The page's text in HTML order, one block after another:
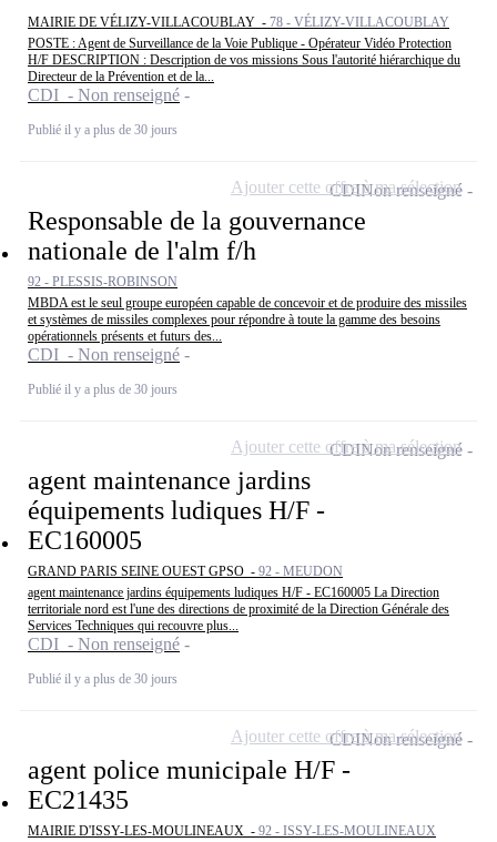
MAIRIE DE VÉLIZY-VILLACOUBLAY - 78 - VÉLIZY-VILLACOUBLAY
POSTE : Agent de Surveillance de la Voie Publique - Opérateur Vidéo Protection
H/F DESCRIPTION : Description de vos missions Sous l'autorité hiérarchique du
Directeur de la Prévention et de la...
CDI - Non renseigné
Publié il y a plus de 30 jours
Responsable de la gouvernance
nationale de l'alm f/h
92 - PLESSIS-ROBINSON
MBDA est le seul groupe européen capable de concevoir et de produire des missiles
et systèmes de missiles complexes pour répondre à toute la gamme des besoins
opérationnels présents et futurs des...
CDI - Non renseigné
Publié il y a plus de 30 jours
CDINon renseigné
Ajouter cette offre à ma sélection
agent maintenance jardins
équipements ludiques H/F -
EC160005
GRAND PARIS SEINE OUEST GPSO - 92 - MEUDON
agent maintenance jardins équipements ludiques H/F - EC160005 La Direction
territoriale nord est l'une des directions de proximité de la Direction Générale des
Services Techniques qui recouvre plus...
CDI - Non renseigné
Publié il y a plus de 30 jours
CDINon renseigné
Ajouter cette offre à ma sélection
agent police municipale H/F -
EC21435
MAIRIE D'ISSY-LES-MOULINEAUX - 92 - ISSY-LES-MOULINEAUX
CDINon renseigné
Ajouter cette offre à ma sélection